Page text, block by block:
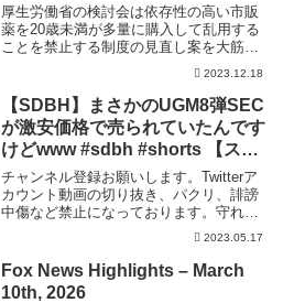
月19日)
厚生労働省の検討会は依存性の高い市販
薬を20歳未満が多量に購入して乱用する
ことを禁止する制度の見直し案を大筋で
了承しました。 近年、若者の間で薬を
一度に大量に摂取して救急搬送される
「オーバードーズ」が社会問題になって
います。 厚労省によりま...
2023.12.18
【SDBH】まさかのUGM8弾SEC
が激安価格で売られていたんです
けどwww #sdbh #shorts 【スー
パードラゴンボールヒーローズ
激安カード購入】
チャンネル登録お願いします。Twitterア
カウント動画の切り抜き、パクリ、誹謗
中傷など禁止になっております。守れな
い方は残念ですが、警察に被害届出しま
す。ビッグバンミッション最新情報ーー
ーーーーーーーーーー【SDBH】遂に1プ
レイ200円...
2023.05.17
Fox News Highlights – March
10th, 2026